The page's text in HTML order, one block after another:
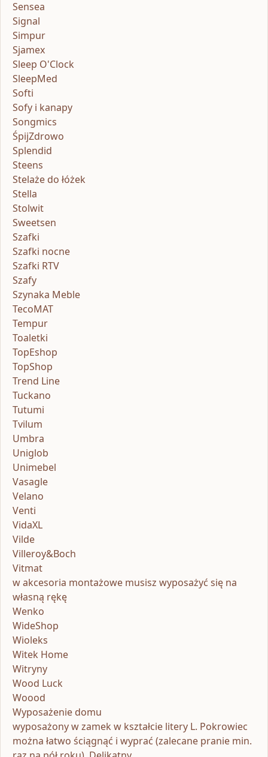
Sensea
Signal
Simpur
Sjamex
Sleep O'Clock
SleepMed
Softi
Sofy i kanapy
Songmics
ŚpijZdrowo
Splendid
Steens
Stelaże do łóżek
Stella
Stolwit
Sweetsen
Szafki
Szafki nocne
Szafki RTV
Szafy
Szynaka Meble
TecoMAT
Tempur
Toaletki
TopEshop
TopShop
Trend Line
Tuckano
Tutumi
Tvilum
Umbra
Uniglob
Unimebel
Vasagle
Velano
Venti
VidaXL
Vilde
Villeroy&Boch
Vitmat
w akcesoria montażowe musisz wyposażyć się na
własną rękę
Wenko
WideShop
Wioleks
Witek Home
Witryny
Wood Luck
Woood
Wyposażenie domu
wyposażony w zamek w kształcie litery L. Pokrowiec
można łatwo ściągnąć i wyprać (zalecane pranie min.